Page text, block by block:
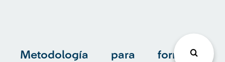
Metodología para formular,